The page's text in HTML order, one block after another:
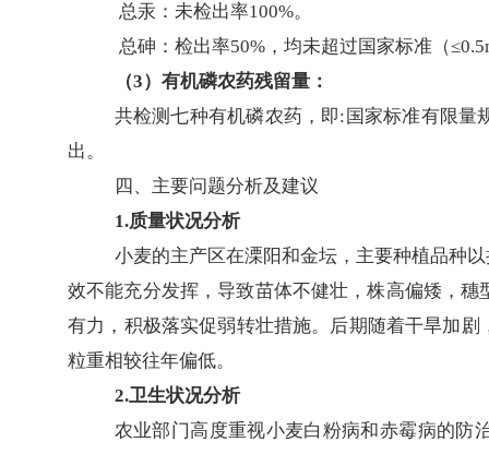
总汞：未检出率100%。
总砷：检出率50%，均未超过国家标准（
（3）有机磷农药残留量：
共检测七种有机磷农药，即:国家标准有限量
出。
四、主要问题分析及建议
1.质量状况分析
小麦的主产区在溧阳和金坛，主要种植品种
效不能充分发挥，导致苗体不健壮，株高偏矮，穗
有力，积极落实促弱转壮措施。后期随着干旱加
粒重相较往年偏低。
2.卫生状况分析
农业部门高度重视小麦白粉病和赤霉病的防